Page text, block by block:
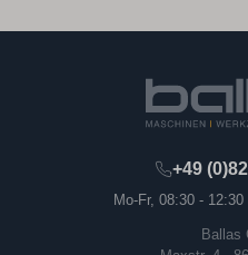
+49
Mo-Fr, 08:30 -
Ballas